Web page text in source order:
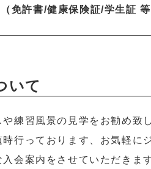
免許書/健康保険証/学生証 等
いて
や練習風景の見学をお勧め致
時行っております、お気軽に
入会案内をさせていただき